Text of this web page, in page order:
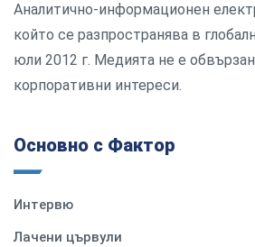
Аналитично-информационен
който се разпространява в
юли 2012 г. Медията не е
корпоративни интереси.
Основно с Фактор
Интервю
Лачени цървули